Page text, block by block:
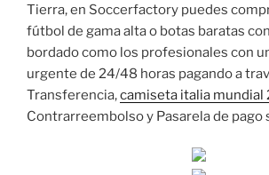
Tierra, en Soccerfactory puedes
fútbol de gama alta o botas baratas
bordado como los profesionales con
urgente de 24/48 horas pagando a
Transferencia,camiseta italia mundial
Contrarreembolso y Pasarela de pago